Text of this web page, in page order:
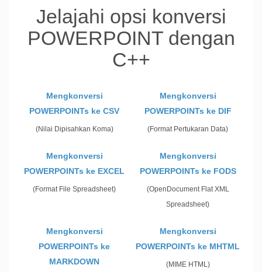
Jelajahi opsi konversi
POWERPOINT dengan
C++
Mengkonversi
POWERPOINTs ke CSV
(Nilai Dipisahkan Koma)
Mengkonversi
POWERPOINTs ke DIF
(Format Pertukaran Data)
Mengkonversi
POWERPOINTs ke EXCEL
(Format File Spreadsheet)
Mengkonversi
POWERPOINTs ke FODS
(OpenDocument Flat XML
Spreadsheet)
Mengkonversi
POWERPOINTs ke
MARKDOWN
Mengkonversi
POWERPOINTs ke MHTML
(MIME HTML)